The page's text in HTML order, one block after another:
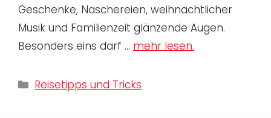
Geschenke, Naschereien, weihnachtlicher
Musik und Familienzeit glänzende Augen.
Besonders eins darf … mehr lesen.
Kategorien
Reisetipps und Tricks